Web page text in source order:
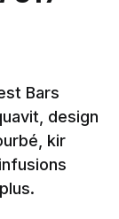
Bars
design
kir